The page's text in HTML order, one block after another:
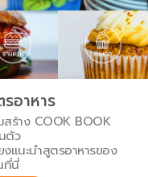
อาหาร
สร้าง COOK BOOK
ตัว
งแนะนำสูตรอาหารของ
นี่